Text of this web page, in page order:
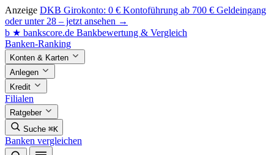
Anzeige DKB Girokonto: 0 € Kontoführung ab 700 € Geldeingang
oder unter 28 – jetzt ansehen →
b ★ bankscore.de Bankbewertung & Vergleich
Banken-Ranking
Konten & Karten
Anlegen
Kredit
Filialen
Ratgeber
Suche ⌘K
Banken vergleichen